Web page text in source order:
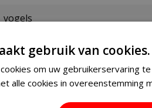
vogels
23 cm
23 cm
gebruik van cookies.
om uw gebruikerservaring
alle cookies in overeenstemming